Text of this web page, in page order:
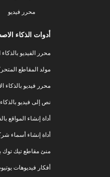
محرر فيديو
أدوات الذكاء
محرر الفيديو
مولد المقاطع
محرر فيديو بالذكاء
نص إلى فيديو
أداة إنشاء المواقع
أداة إنشاء أسماء
منئ مقاطع تيك توك
أفكار فيديوهات